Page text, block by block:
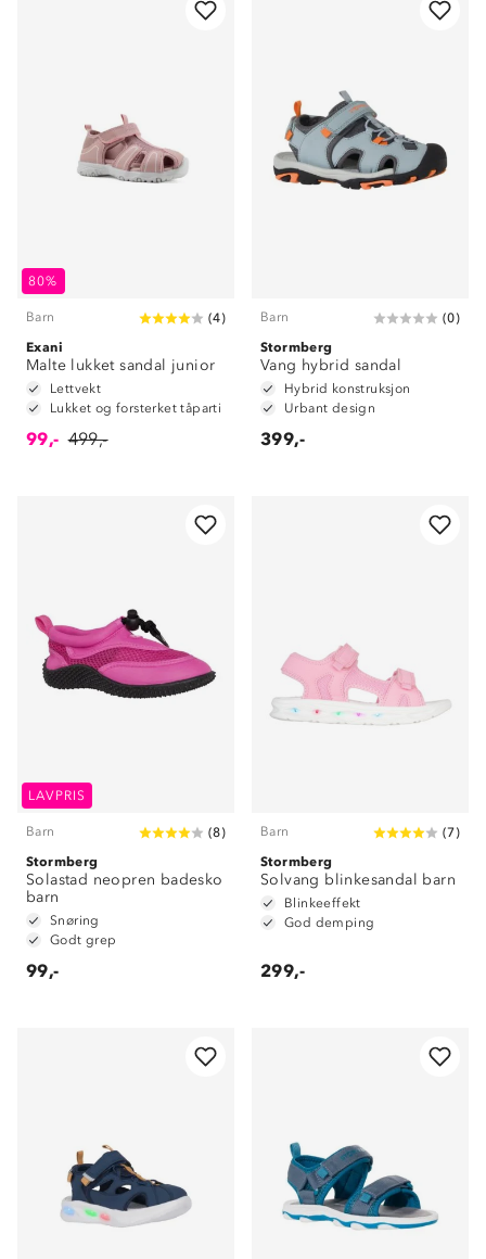
80%
Barn (4)
Exani
Malte lukket sandal junior
Lettvekt
Lukket og forsterket tåparti
99,- 499,-
Barn (0)
Stormberg
Vang hybrid sandal
Hybrid konstruksjon
Urbant design
399,-
LAVPRIS
Barn (8)
Stormberg
Solastad neopren badesko
barn
Snøring
Godt grep
99,-
Barn (7)
Stormberg
Solvang blinkesandal barn
Blinkeeffekt
God demping
299,-